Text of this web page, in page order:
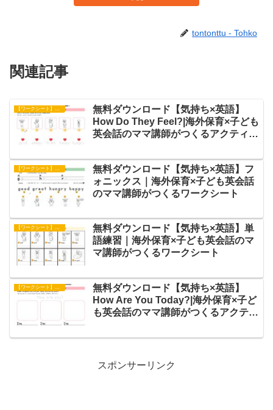
tontonttu - Tohko
関連記事
【ワークシート】アクティビティ
無料ダウンロード【気持ち×英語】
How Do They Feel?|海外保育×子ども
英会話のママ講師がつくるアクティビ
【ワークシート】フォニックス
無料ダウンロード【気持ち×英語】フ
ォニックス｜海外保育×子ども英会話
のママ講師がつくるワークシート
【ワークシート】単語練習
無料ダウンロード【気持ち×英語】単
語練習｜海外保育×子ども英会話のマ
マ講師がつくるワークシート
【ワークシート】アクティビティ
無料ダウンロード【気持ち×英語】
How Are You Today?|海外保育×子ど
も英会話のママ講師がつくるアクティ
スポンサーリンク